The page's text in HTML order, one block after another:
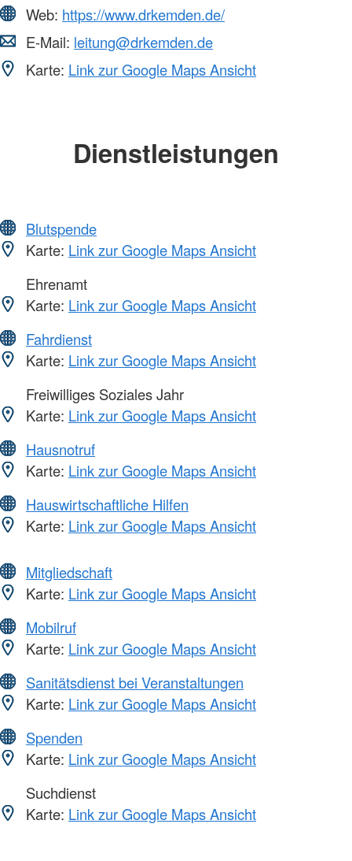
Web: https://www.drkemden.de/
E-Mail: leitung@drkemden.de
Karte: Link zur Google Maps Ansicht
Dienstleistungen
Blutspende
Karte: Link zur Google Maps Ansicht
Ehrenamt
Karte: Link zur Google Maps Ansicht
Fahrdienst
Karte: Link zur Google Maps Ansicht
Freiwilliges Soziales Jahr
Karte: Link zur Google Maps Ansicht
Hausnotruf
Karte: Link zur Google Maps Ansicht
Hauswirtschaftliche Hilfen
Karte: Link zur Google Maps Ansicht
Mitgliedschaft
Karte: Link zur Google Maps Ansicht
Mobilruf
Karte: Link zur Google Maps Ansicht
Sanitätsdienst bei Veranstaltungen
Karte: Link zur Google Maps Ansicht
Spenden
Karte: Link zur Google Maps Ansicht
Suchdienst
Karte: Link zur Google Maps Ansicht